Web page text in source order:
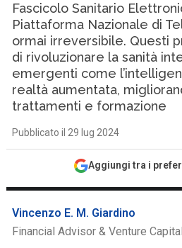
Fascicolo Sanitario
Piattaforma Nazionale di
ormai irreversibile. Questi
di rivoluzionare la sanità
emergenti come
realtà aumentata,
trattamenti e formazione
Pubblicato il 29 lug 2024
Aggiungi tra i
Vincenzo E. M. Giardino
Financial Advisor & Venture